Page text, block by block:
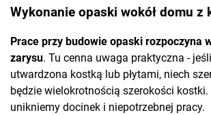
Wykonanie opaski wokół domu z
Prace przy budowie opaski rozpoczyna
zarysu. Tu cenna uwaga praktyczna -
utwardzona kostką lub płytami, niech
będzie wielokrotnością szerokości kostki.
unikniemy docinek i niepotrzebnej pracy.